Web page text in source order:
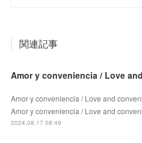
関連記事
Amor y conveniencia / Love and
Amor y conveniencia / Love and
2024.08.17 08:49